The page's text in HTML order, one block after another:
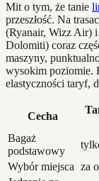
Mit o tym, że tanie
przeszłość. Na
(Ryanair, Wizz Air)
Dolomiti) coraz
maszyny,
wysokim poziomie.
elastyczności taryf,
Cecha
Bagaż
podstawowy
Wybór miejsca za